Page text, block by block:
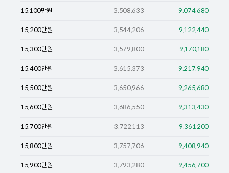
15,100만원 3,508,633 9,074,680
15,200만원 3,544,206 9,122,440
15,300만원 3,579,800 9,170,180
15,400만원 3,615,373 9,217,940
15,500만원 3,650,966 9,265,680
15,600만원 3,686,550 9,313,430
15,700만원 3,722,113 9,361,200
15,800만원 3,757,706 9,408,940
15,900만원 3,793,280 9,456,700